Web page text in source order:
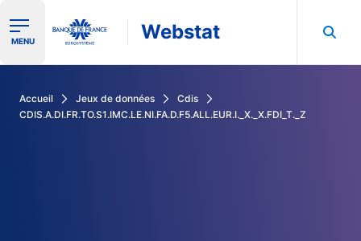
Ouvrir le menu de navigation
MENU Webstat
Accueil Jeux de données
Cdis
CDIS.A.DI.FR.TO.S1.IMC.LE.NI.FA.D.F5.ALL.EUR.I._X._X.FDI_T._Z